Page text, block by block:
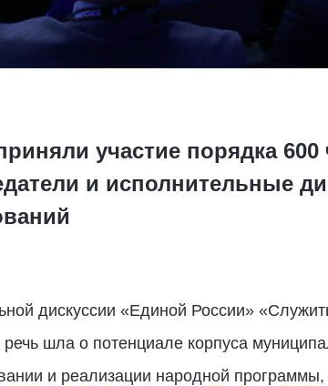
участие порядка
и исполнительные
дискуссии «Единой России»
речь шла о потенциале корпуса
и реализации народной